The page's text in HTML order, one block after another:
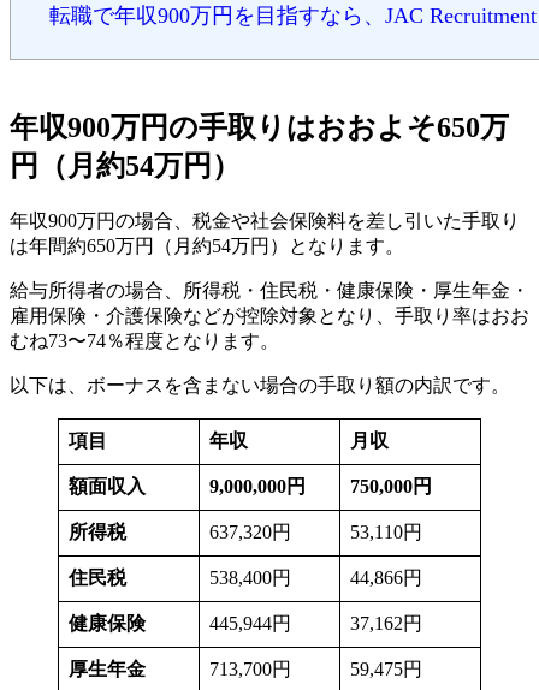
転職で年収900万円を目指すなら、JAC Recruitment
年収900万円の手取りはおおよそ650万
円（月約54万円）
年収900万円の場合、税金や社会保険料を差し引いた手取り
は年間約650万円（月約54万円）となります。
給与所得者の場合、所得税・住民税・健康保険・厚生年金・
雇用保険・介護保険などが控除対象となり、手取り率はおお
むね73〜74％程度となります。
以下は、ボーナスを含まない場合の手取り額の内訳です。
項目 年収 月収
額面収入 9,000,000円 750,000円
所得税 637,320円 53,110円
住民税 538,400円 44,866円
健康保険 445,944円 37,162円
厚生年金 713,700円 59,475円